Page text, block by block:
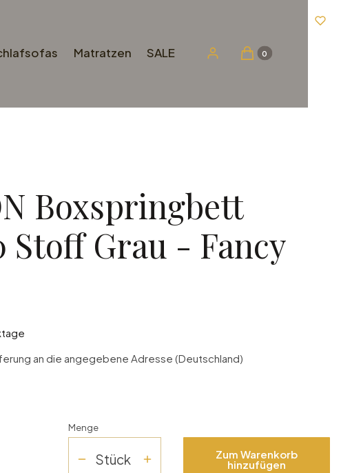
Matratzen SALE EinloggenProdukte im
Warenkorb
Boxspringbett
Stoff Grau - Fancy
an die angegebene Adresse (Deutschland)
Menge
Stück Zum Warenkorb
hinzufügen